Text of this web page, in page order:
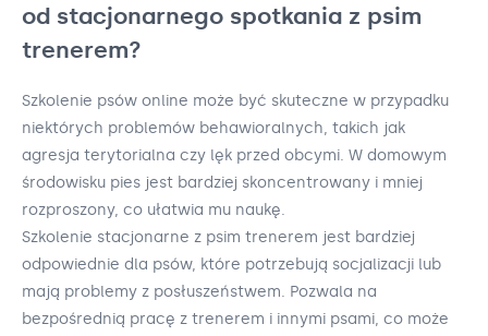
od stacjonarnego spotkania z psim
trenerem?
Szkolenie psów online może być skuteczne w przypadku
niektórych problemów behawioralnych, takich jak
agresja terytorialna czy lęk przed obcymi. W domowym
środowisku pies jest bardziej skoncentrowany i mniej
rozproszony, co ułatwia mu naukę.
Szkolenie stacjonarne z psim trenerem jest bardziej
odpowiednie dla psów, które potrzebują socjalizacji lub
mają problemy z posłuszeństwem. Pozwala na
bezpośrednią pracę z trenerem i innymi psami, co może